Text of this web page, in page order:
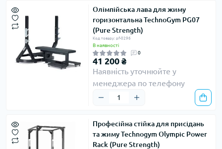
Олімпійська лава для жиму
горизонтальна TechnoGym PG07
(Pure Strength)
Код товару: pf-0296
В наявності
0
41 200 ₴
Наявність уточнюйте у
менеджера по телефону
Професійна стійка для присідань
та жиму Technogym Olympic Power
Rack (Pure Strength)